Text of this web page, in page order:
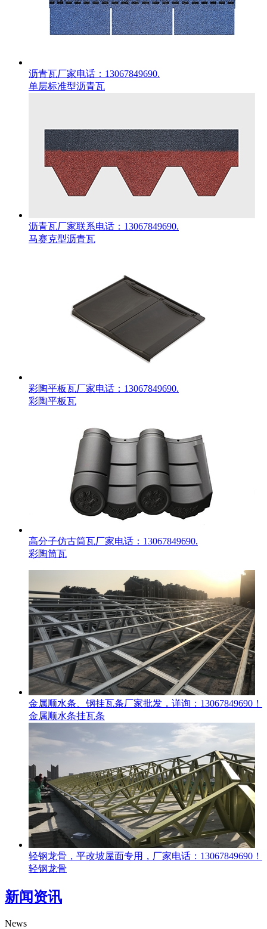
沥青瓦厂家电话：13067849690.
单层标准型沥青瓦
沥青瓦厂家联系电话：13067849690.
马赛克型沥青瓦
彩陶平板瓦厂家电话：13067849690.
彩陶平板瓦
高分子仿古筒瓦厂家电话：13067849690.
彩陶筒瓦
金属顺水条、钢挂瓦条厂家批发，详询：13067849690！
金属顺水条挂瓦条
轻钢龙骨，平改坡屋面专用，厂家电话：13067849690！
轻钢龙骨
新闻资讯
News